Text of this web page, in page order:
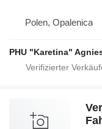
Polen, Opalenica
PHU "Karetina"